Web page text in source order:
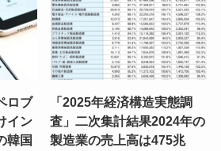
ロブ
イン
韓国
「2025年経済構造実態調
査」二次集計結果2024年の
製造業の売上高は475兆